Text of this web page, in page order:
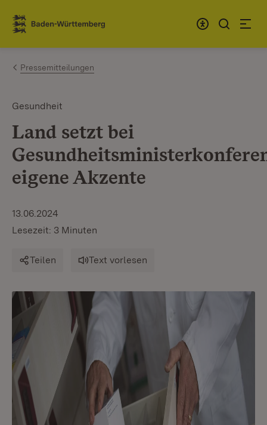
Zum Inhalt springen
Link zur Startseite
Pressemitteilungen
Gesundheit
Land setzt bei
eigene Akzente
13.06.2024
Lesezeit: 3 Minuten
Teilen Text vorlesen